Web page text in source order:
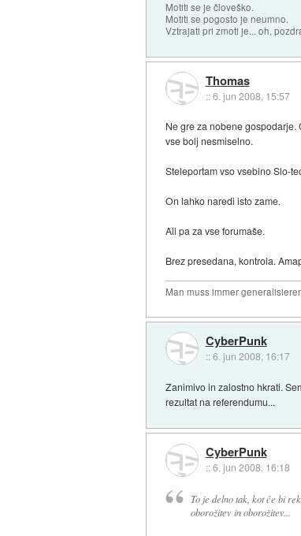
Motiti se je človeško.
Motiti se pogosto je neumno.
Vztrajati pri zmoti je... oh,
Thomas
::6. jun 2008, 15:57
Ne gre za nobene gospodarje.
vse bolj nesmiselno.
Steleportam vso vsebino Slo-
On lahko naredi isto zame.
Ali pa za vse forumaše.
Brez presedana, kontrola.
Man muss immer
CyberPunk
::6. jun 2008, 16:17
Zanimivo in zalostno hkrati.
rezultat na referendumu...
CyberPunk
::6. jun 2008, 16:18
To je delno tak, kot če bi
oborožitev in oborožitev...